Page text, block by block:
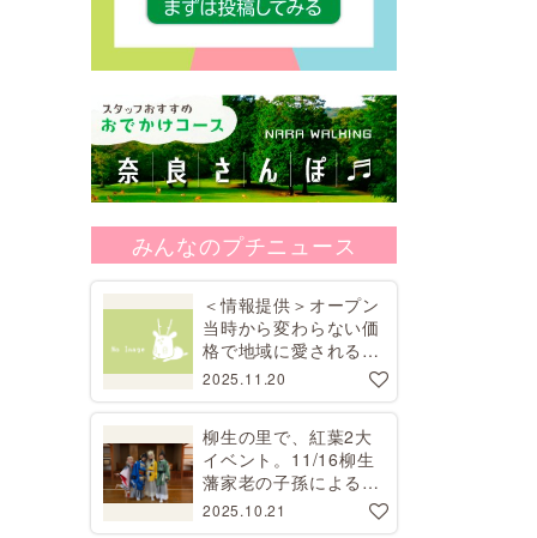
みんなのプチニュース
＜情報提供＞オープン
当時から変わらない価
格で地域に愛される昭
和レトロな喫茶店
2025.11.20
柳生の里で、紅葉2大
イベント。11/16柳生
藩家老の子孫による講
演会、11/29コスプレ
2025.10.21